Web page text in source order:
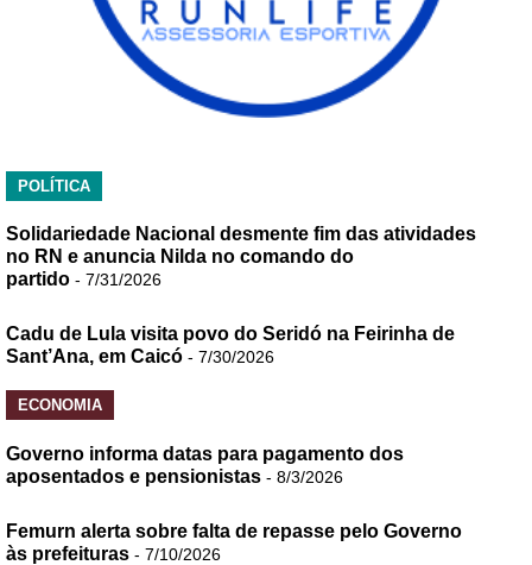
POLÍTICA
Solidariedade Nacional desmente fim das atividades
no RN e anuncia Nilda no comando do
partido - 7/31/2026
Cadu de Lula visita povo do Seridó na Feirinha de
Sant’Ana, em Caicó - 7/30/2026
ECONOMIA
Governo informa datas para pagamento dos
aposentados e pensionistas - 8/3/2026
Femurn alerta sobre falta de repasse pelo Governo
às prefeituras - 7/10/2026